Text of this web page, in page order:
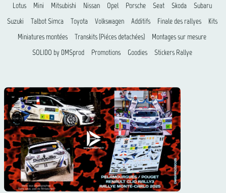
Lotus
Mini Mitsubishi Nissan Opel Porsche Seat Skoda
Subaru
Suzuki
Talbot Simca Toyota Volkswagen Additifs Finale des rallyes
Kits
Miniatures montées
Transkits (Piéces detachées)
Montages sur mesure
SOLIDO by DMSprod
Promotions Goodies Stickers Rallye